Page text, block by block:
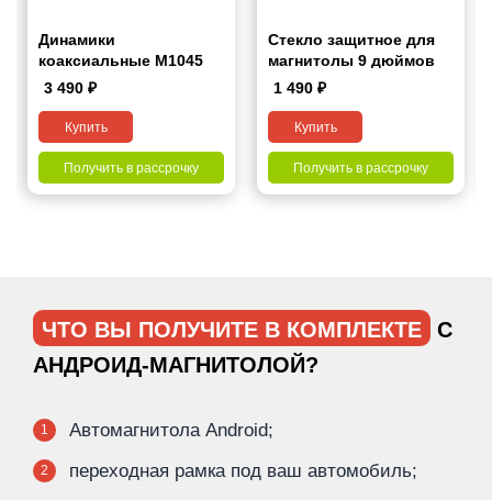
Динамики
коаксиальные M1045
3 490 ₽
Купить
Получить в рассрочку
Стекло защитное для
магнитолы 9 дюймов
1 490 ₽
Купить
Получить в рассрочку
ЧТО ВЫ ПОЛУЧИТЕ В КОМПЛЕКТЕ
С
АНДРОИД-МАГНИТОЛОЙ?
1 Автомагнитола Android;
2 переходная рамка под ваш автомобиль;